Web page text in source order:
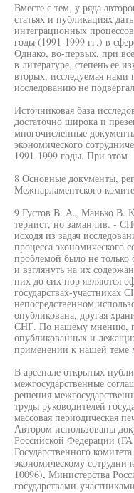
Вместе с тем, у ряда
статьях и публикациях
интеграционных
годы (1991-1999 гг.) в
Однако, во-первых, при
в литературе, степень ее
вторых, исследуемая
исследованию не
Источниковая база
достаточно широка и
многочисленные
экономического
1991-1999 годы. При этом
8 Основные документы,
Межпарламентского
9 Густов В. А., Манько В.
тернист, но заманчив. -
исходя из задач
процесса экономического
проблемой было не
и взглянуть на их
них до сих пор являются
государствах-участниках
непосредственном
опубликована, другая
СНГ. По нашему мнению,
опубликованных и
применении к нашей
В арсенале открытых
межгосударственные
решения
труды руководителей
массовая периодическая
Автором использованы
Российской Федерации
Государственного
экономическому
10096), Министерства
государствами-